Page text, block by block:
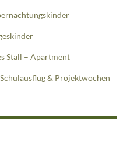
Stall – Apartment
& Projektwochen